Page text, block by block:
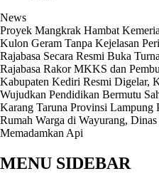
News
‎Proyek Mangkrak Hambat
Kulon Geram Tanpa Kejelasan
Rajabasa Secara Resmi Buka
Rajabasa Rakor MKKS dan
Kabupaten Kediri Resmi Digelar,
Wujudkan Pendidikan Bermutu
Karang Taruna Provinsi Lampung
Rumah Warga di Wayurang,
Memadamkan Api
MENU SIDEBAR